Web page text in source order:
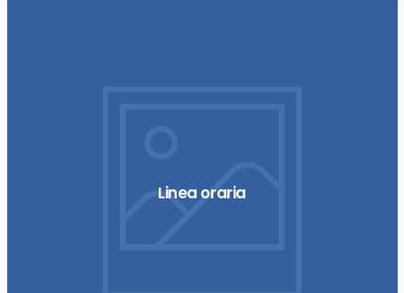
Linea oraria